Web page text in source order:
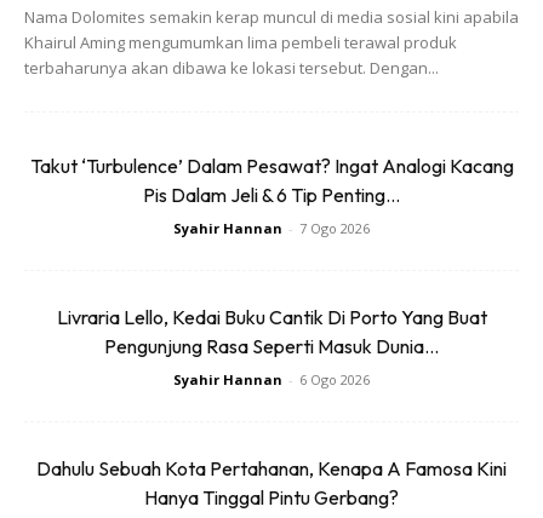
asing pasti sudah biasa melihat buku berwarna biru muda
ini. Ini adalah Pas Sempadan iaitu untuk Pas Sempadan
Malaysia-Thailand dan Pas Lintas-Batas Indonesia.
Pas Sempadan Thailand-Malaysia-Dikeluarkan
Nama Dolomites semakin kerap muncul di media sosial kini apabila
Khairul Aming mengumumkan lima pembeli terawal produk
terbaharunya akan dibawa ke lokasi tersebut. Dengan...
Takut ‘Turbulence’ Dalam Pesawat? Ingat Analogi Kacang
Pis Dalam Jeli & 6 Tip Penting...
Syahir Hannan - 7 Ogo 2026
Livraria Lello, Kedai Buku Cantik Di Porto Yang Buat
Pengunjung Rasa Seperti Masuk Dunia...
Syahir Hannan - 6 Ogo 2026
Dahulu Sebuah Kota Pertahanan, Kenapa A Famosa Kini
Hanya Tinggal Pintu Gerbang?